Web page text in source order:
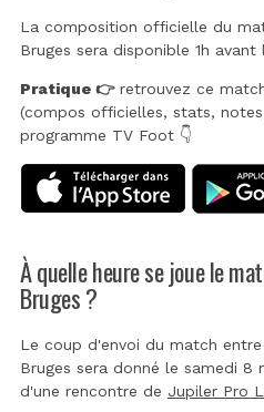
La composition officielle du
Bruges sera disponible 1h avant
Pratique 👉retrouvez ce
(compos officielles, stats,
programme TV Foot 👇
À quelle heure se joue le
Bruges ?
Le coup d'envoi du match entre
Bruges sera donné le samedi 8
d'une rencontre de Jupiler Pro